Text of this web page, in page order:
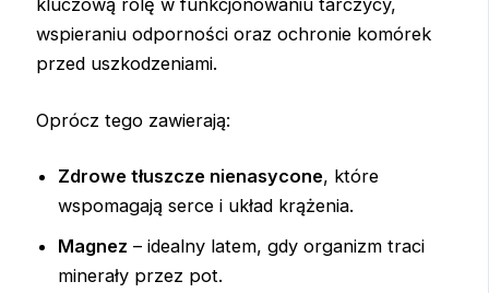
kluczową rolę w funkcjonowaniu tarczycy,
wspieraniu odporności oraz ochronie komórek
przed uszkodzeniami.
Oprócz tego zawierają:
Zdrowe tłuszcze nienasycone, które
wspomagają serce i układ krążenia.
Magnez – idealny latem, gdy organizm traci
minerały przez pot.